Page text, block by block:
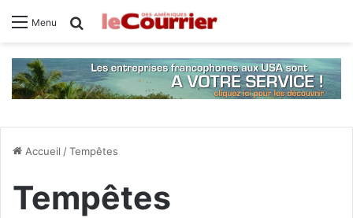
Menu Rechercher
Accueil /Tempêtes
Tempêtes